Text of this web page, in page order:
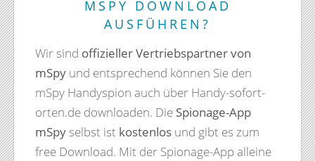
MSPY DOWNLOAD
AUSFÜHREN?
Wir sind offizieller Vertriebspartner von
mSpy und entsprechend können Sie den
mSpy Handyspion auch über Handy-sofort-
orten.de downloaden. Die Spionage-App
mSpy selbst ist kostenlos und gibt es zum
free Download. Mit der Spionage-App alleine